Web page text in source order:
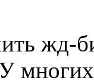
жд-